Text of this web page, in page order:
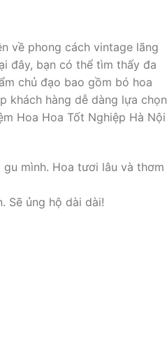
về phong cách vintage lãng
đây, bạn có thể tìm thấy đa
chủ đạo bao gồm bó hoa
khách hàng dễ dàng lựa chọn
Hoa Hoa Tốt Nghiệp Hà Nội
mình. Hoa tươi lâu và thơm
Sẽ ủng hộ dài dài!